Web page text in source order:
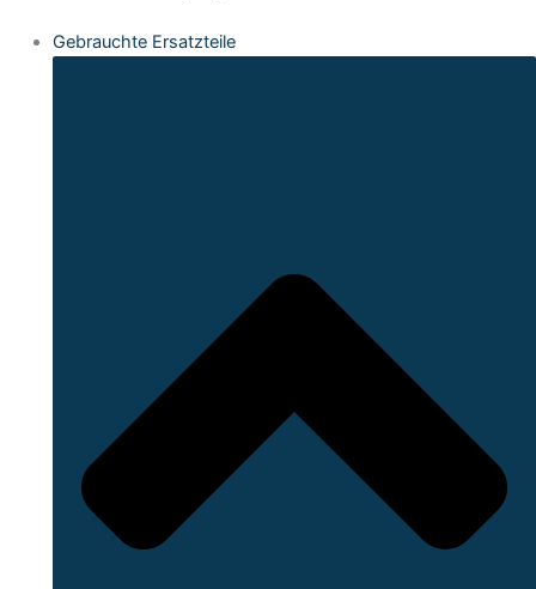
Gebrauchte Ersatzteile